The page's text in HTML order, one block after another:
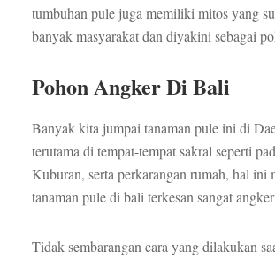
tumbuhan pule juga memiliki mitos yang
banyak masyarakat dan diyakini sebagai
Pohon Angker Di Bali
Banyak kita jumpai tanaman pule ini di
terutama di tempat-tempat sakral seperti
Kuburan, serta perkarangan rumah, hal ini
tanaman pule di bali terkesan sangat
Tidak sembarangan cara yang dilakukan